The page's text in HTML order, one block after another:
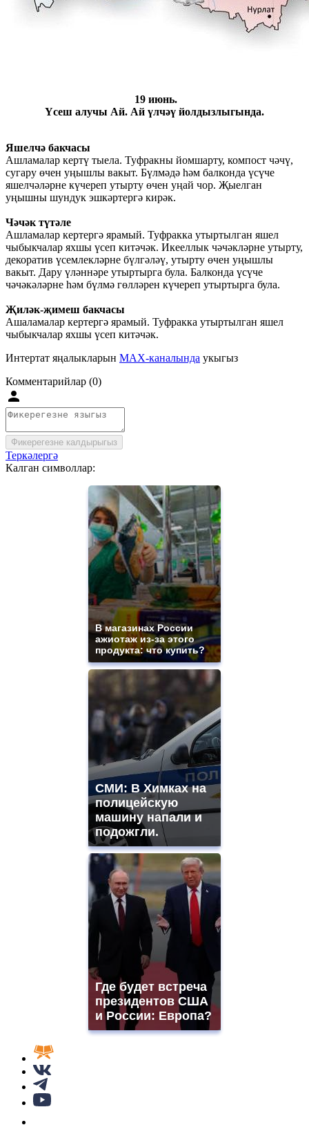
19 июнь.
Үсеш алучы Ай. Ай үлчәү йолдызлыгында.
Яшелчә бакчасы
Ашламалар кертү тыела. Туфракны йомшарту, компост чәчү,
сугару өчен уңышлы вакыт. Бүлмәдә һәм балконда үсүче
яшелчәләрне күчереп утырту өчен уңай чор. Җыелган
уңышны шундук эшкәртергә кирәк.
Чәчәк түтәле
Ашламалар кертергә ярамый. Туфракка утыртылган яшел
чыбыкчалар яхшы үсеп китәчәк. Икееллык чәчәкләрне утырту,
декоратив үсемлекләрне бүлгәләү, утырту өчен уңышлы
вакыт. Дару үләннәре утыртырга була. Балконда үсүче
чәчәкәләрне һәм бүлмә гөлләрен күчереп утыртырга була.
Җиләк-җимеш бакчасы
Ашаламалар кертергә ярамый. Туфракка утыртылган яшел
чыбыкчалар яхшы үсеп китәчәк.
Интертат яңалыкларын MAX-каналында укыгыз
Комментарийлар (0)
Фикерегезне калдырыгыз
Теркәлергә
Калган символлар:
В магазинах России
ажиотаж из-за этого
продукта: что купить?
СМИ: В Химках на
полицейскую
машину напали и
подожгли.
Где будет встреча
президентов США
и России: Европа?